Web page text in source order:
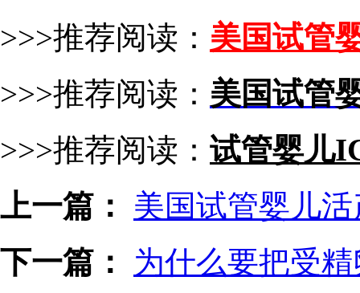
>>>推荐阅读： 美国试管
>>>推荐阅读： 美国试管
>>>推荐阅读： 试管婴儿
上一篇：
美国试管婴儿
下一篇：
为什么要把受